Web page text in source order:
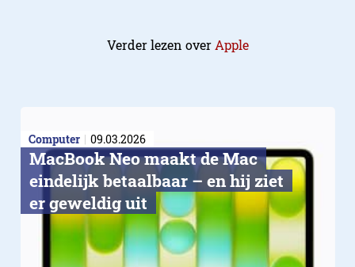
Verder lezen overApple
Computer 09.03.2026
MacBook Neo maakt de Mac
eindelijk betaalbaar – en hij ziet
er geweldig uit